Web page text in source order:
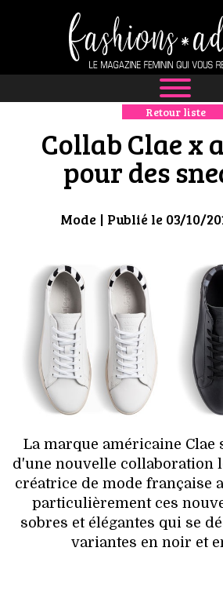
NEWS
MODE
BOUTIQUE
CULTURE
HIGH
MAISON
AUTO
LIEUX
BEAUTÉ
MODE DE
Retour liste
Collab Clae x
pour des
Mode | Publié le 03/10/
La marque américaine Clae
d'une nouvelle collaboration
créatrice de mode française
particulièrement ces
sobres et élégantes qui se
variantes en noir et